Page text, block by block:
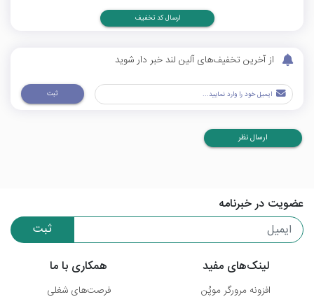
ارسال کد تخفیف
از آخرین تخفیف‌های آلین لند خبر دار شوید
ثبت
ارسال نظر
عضویت در خبرنامه
ثبت
لینک‌های مفید
افزونه مرورگر موپُن
همکاری با ما
فرصت‌های شغلی